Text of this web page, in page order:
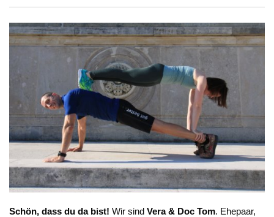
Schön, dass du da bist! Wir sind Vera & Doc Tom. Ehepaar,